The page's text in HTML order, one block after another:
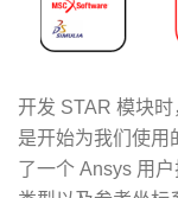
开发 STAR 模块
是开始为我们使用
了一个 Ansys 用